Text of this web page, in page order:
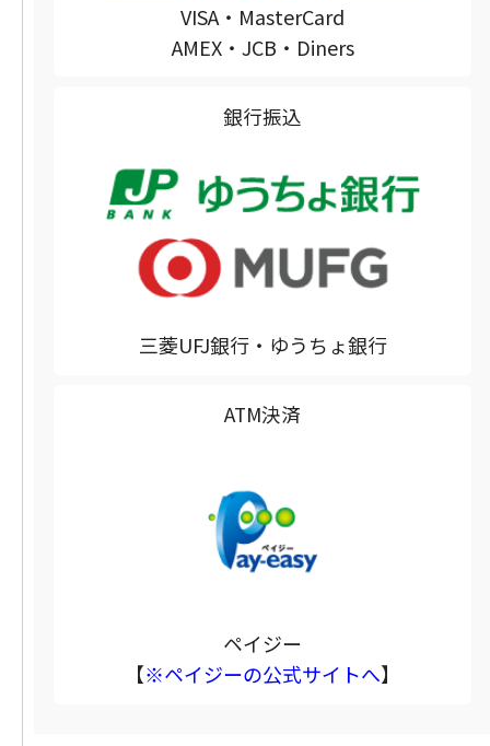
VISA・MasterCard
AMEX・JCB・Diners
銀行振込
三菱UFJ銀行・ゆうちょ銀行
ATM決済
ペイジー
【※ペイジーの公式サイトへ】